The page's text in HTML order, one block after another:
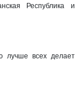
Республика и
лучше всех делает